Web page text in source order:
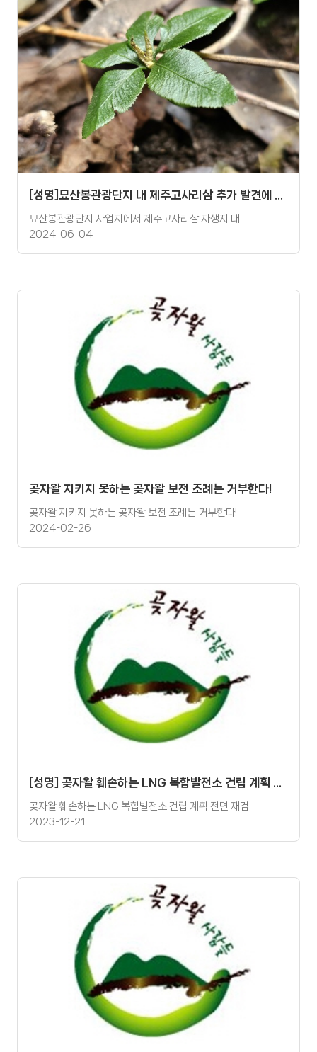
[성명]묘산봉관광단지 내 제주고사리삼 추가 발견에 따른 보전 요구 성명
묘산봉관광단지 사업지에서 제주고사리삼 자생지 대
2024-06-04
곶자왈 지키지 못하는 곶자왈 보전 조례는 거부한다!
곶자왈 지키지 못하는 곶자왈 보전 조례는 거부한다!
2024-02-26
[성명] 곶자왈 훼손하는 LNG 복합발전소 건립 계획 전면 재검토하라!!!
곶자왈 훼손하는 LNG 복합발전소 건립 계획 전면 재검
2023-12-21